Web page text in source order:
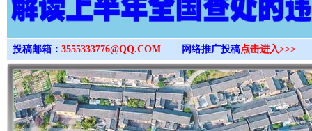
投稿邮箱： 3555333776@QQ.COM 网络推广投稿点击进入>>>